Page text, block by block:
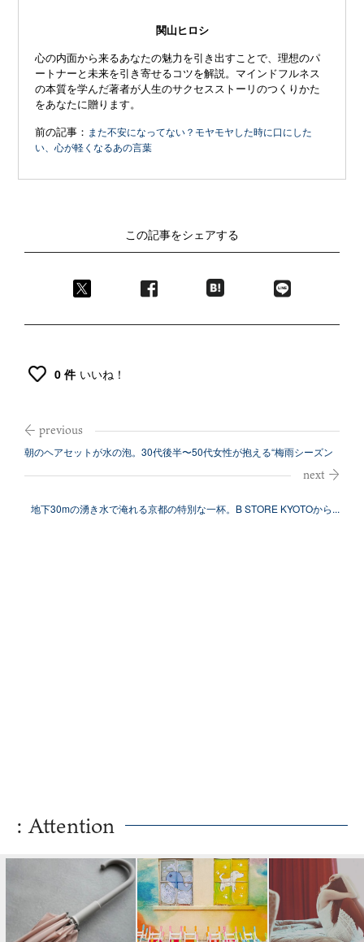
関山ヒロシ
心の内面から来るあなたの魅力を引き出すことで、理想のパ
ートナーと未来を引き寄せるコツを解説。マインドフルネス
の本質を学んだ著者が人生のサクセスストーリのつくりかた
をあなたに贈ります。
前の記事： また不安になってない？モヤモヤした時に口にした
い、心が軽くなるあの言葉
この記事をシェアする
0 件 いいね！
朝のヘアセットが水の泡。30代後半〜50代女性が抱える“梅雨シーズン
地下30mの湧き水で淹れる京都の特別な一杯。B STORE KYOTOから...
: Attention